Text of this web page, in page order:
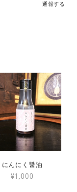
通報する
にんにく醤油
¥1,000